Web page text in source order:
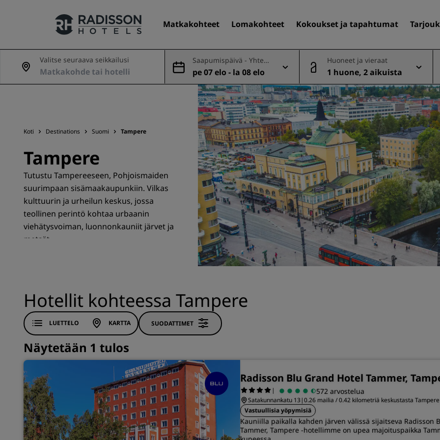
Matkakohteet Lomakohteet Kokoukset ja tapahtumat
Hotelliketjumme
Löydä itsellesi hotelli
Matkakohteet
Lomakohteet
Täyden palvelun
Lentokenttähotellit
Uudet ja tulevat hotellit
Kokoukset ja
Tutustu Radisson
Varaa kokoustila
Pyydä tarjous
Tapahtumakohteet
Toimialaratkaisut
Digitaaliset palvelut
Radisson Hotels -sovellus
Valitse seuraava seikkailusi
Saapumispäivä - Yhtee
nveto
pe 07 elo - la 08 elo
Huoneet ja vieraat
1 huone, 2 aikuista
Koti Destinations Suomi Tampere
Tampere
Tutustu Tampereeseen, Pohjoismaiden
suurimpaan sisämaakaupunkiin. Vilkas
kulttuurin ja urheilun keskus, jossa
teollinen perintö kohtaa urbaanin
viehätysvoiman, luonnonkauniit järvet ja
metsät.
Hotellit kohteessa Tampere
LUETTELO KARTTA SUODATTIMET
Näytetään 1 tulos
Radisson Blu Grand Hotel Tammer,
| 572 arvostelua
Satakunnankatu 13 |0.26 mailia / 0.42 kilometriä keskustasta Tampere
Vastuullisia yöpymisiä
Kauniilla paikalla kahden järven välissä sijaitseva Radisson
Tammer, Tampere -hotellimme on upea majoituspaikka